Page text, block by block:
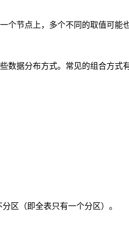
节点上，多个不同的取值可能
据分布方式。常见的组合方式有
区（即全表只有一个分区）。